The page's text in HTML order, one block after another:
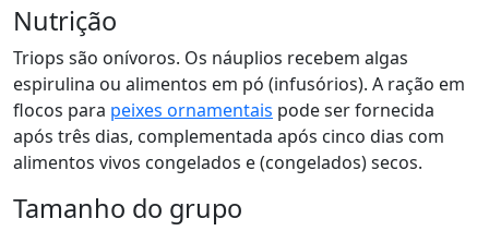
Nutrição
Triops são onívoros. Os náuplios recebem algas
espirulina ou alimentos em pó (infusórios). A ração em
flocos para peixes ornamentais pode ser fornecida
após três dias, complementada após cinco dias com
alimentos vivos congelados e (congelados) secos.
Tamanho do grupo